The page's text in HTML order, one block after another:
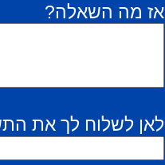
אז מה השאלה?
לאן לשלוח לך את